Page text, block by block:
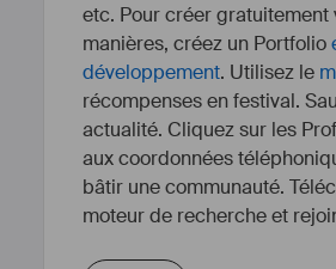
etc. Pour créer
manières, créez un Portfolio
développement. Utilisez le
récompenses en festival.
actualité. Cliquez sur les
aux coordonnées
bâtir une communauté.
moteur de recherche et